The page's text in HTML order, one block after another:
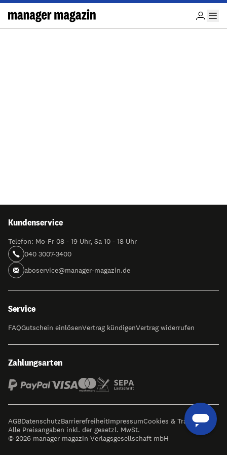
Kundenservice
Telefon: Mo-Fr 08 - 19 Uhr, Sa 10 - 18 Uhr
040 3007-3400
aboservice@manager-magazin.de
Service
FAQGutschein einlösenVertrag kündigenVertrag widerrufen
Zahlungsarten
AGBDatenschutzBarrierefreiheitImpressumCookies & Tracking
Alle Preisangaben inkl. der gesetzl. MwSt.
© 2026 manager magazin Verlagsgesellschaft mbH